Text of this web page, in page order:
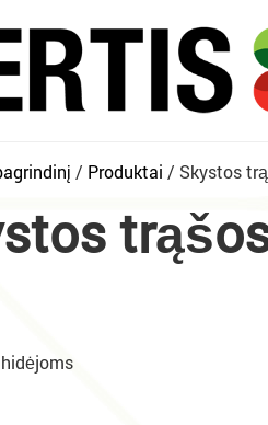
Produktai Skystos